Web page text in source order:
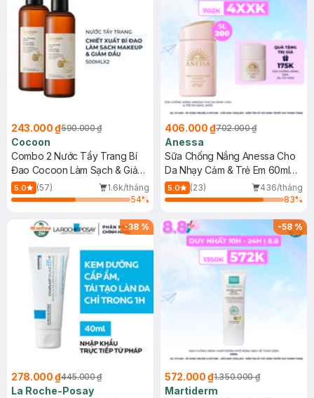
243.000 ₫590.000 ₫
Cocoon
Combo 2 Nước Tẩy Trang Bí
Đao Cocoon Làm Sạch & Giảm
Dầu 500ml
5.0 (57)
1.6k/tháng
54%
406.000 ₫702.000 ₫
Anessa
Sữa Chống Nắng Anessa Cho
Da Nhạy Cảm & Trẻ Em 60ml
(Mới)
5.0 (23)
436/tháng
83%
-38 %
278.000 ₫445.000 ₫
La Roche-Posay
-58%
572.000 ₫1.350.000 ₫
Martiderm